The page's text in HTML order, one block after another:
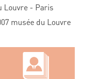
Louvre - Paris
musée du Louvre